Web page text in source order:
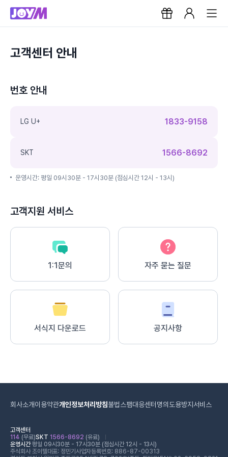
고객센터 안내
번호 안내
LG U+ 1833-9158
SKT 1566-8692
운영시간: 평일 09시30분 - 17시30분 (점심시간 12시 - 13시)
고객지원 서비스
1:1문의 자주 묻는 질문
서식지 다운로드 공지사항
회사소개이용약관개인정보처리방침불법스팸대응센터 명의도용방지서비스
고객센터
114 (무료)SKT 1566-8692 (유료)
운영시간평일 09시30분 - 17시30분 (점심시간 12시 - 13시)
주식회사 조이텔대표: 정민기 사업자등록번호: 886-87-00313